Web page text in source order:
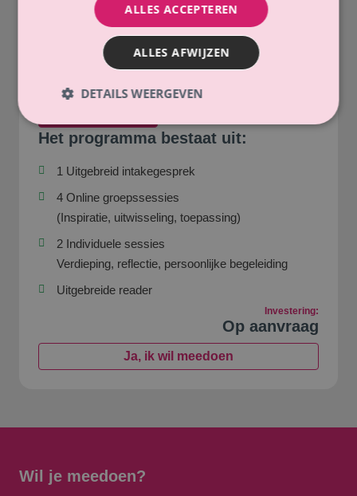
Het programma bestaat uit:
1 Uitgebreid intakegesprek
4 Online groepssessies
(Inspiratie, uitwisseling, toepassing)
2 Individuele sessies
Verdieping, reflectie, persoonlijke begeleiding
Uitgebreide reader
Investering:
Op aanvraag
Ja, ik wil meedoen
Wil je meedoen?
ALLES ACCEPTEREN
ALLES AFWIJZEN
DETAILS WEERGEVEN